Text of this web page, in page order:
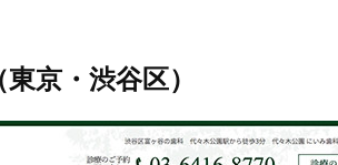
京・渋谷区）